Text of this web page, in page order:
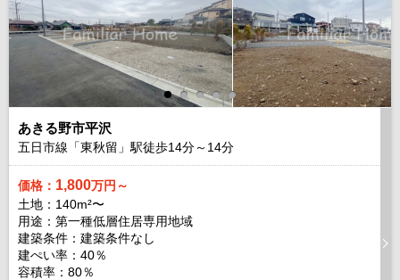
あきる野市平沢
五日市線「東秋留」駅徒歩14分～ 14分
価格： 1,800万円～
土地：140m²〜
用途：第一種低層住居専用地域
建築条件： 建築条件なし
建ぺい率：40％
容積率：80％